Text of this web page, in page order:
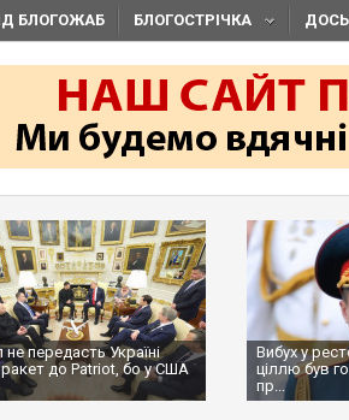
БЛОГОЖАБ БЛОГОСТРІЧКА
не передасть Україні
ракет до Patriot, бо у США
Вибух у
ціллю був
пр...